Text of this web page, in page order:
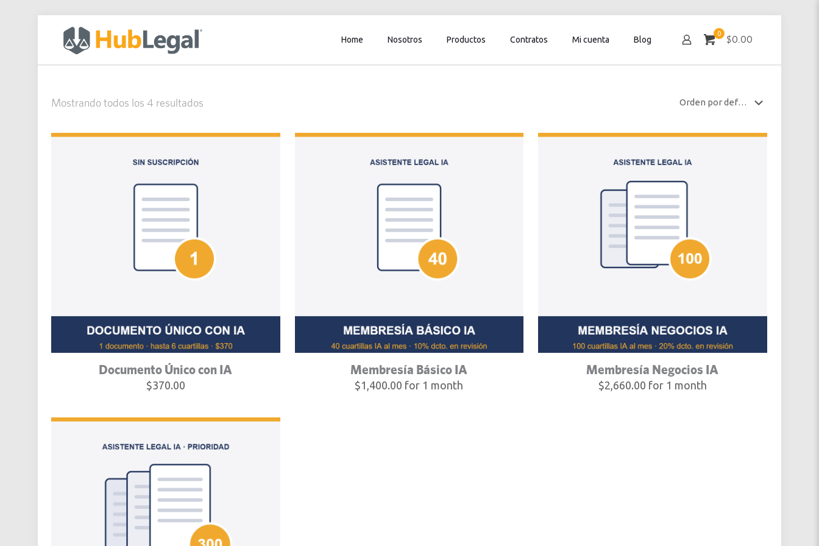
Home Nosotros Productos Contratos Mi cuenta Blog
0 $0.00
Mostrando todos los 4 resultados
Documento Único con IA
$370.00
Membresía Básico IA
$1,400.00 for 1 month
Membresía Negocios IA
$2,660.00 for 1 month